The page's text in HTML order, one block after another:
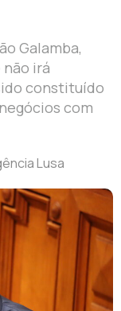
Galamba,
irá
constituído
com
Lusa